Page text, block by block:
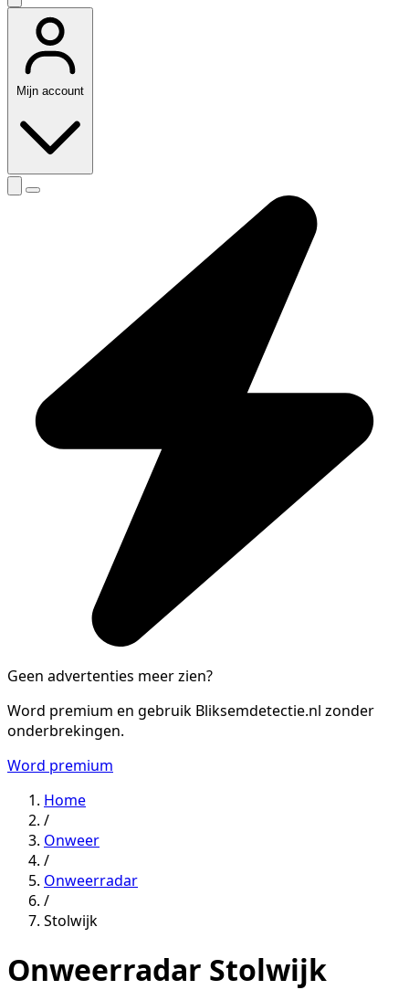
Mijn account
Geen advertenties meer zien?
Word premium en gebruik Bliksemdetectie.nl zonder
onderbrekingen.
Word premium
Home
/
Onweer
/
Onweerradar
/
Stolwijk
Onweerradar Stolwijk